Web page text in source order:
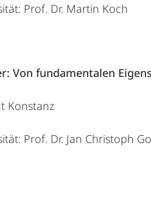
Prof. Dr. Martin Koch
Von fundamentalen
Konstanz
Prof. Dr. Jan Christoph